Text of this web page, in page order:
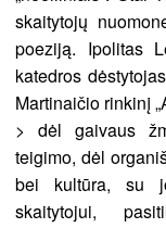
skaitytojų
poeziją. Ipolitas
katedros
Martinaičio rinkinį
> dėl gaivaus
teigimo, dėl
bei kultūra, su
skaitytojui,